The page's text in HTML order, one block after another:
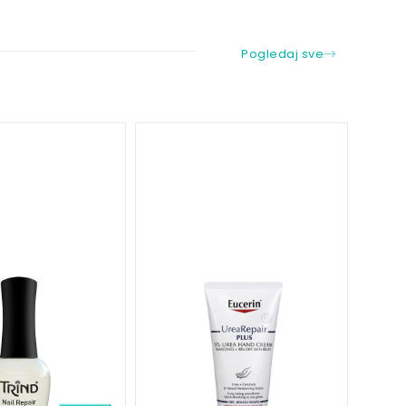
Pogledaj sve